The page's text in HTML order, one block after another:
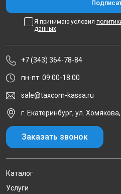
Я принимаю условия
данных
+7 (343) 364-78-84
пн-пт: 09:00-18:00
sale@taxcom-kassa.ru
г. Екатеринбург, ул.
Заказать звонок
Каталог
Услуги